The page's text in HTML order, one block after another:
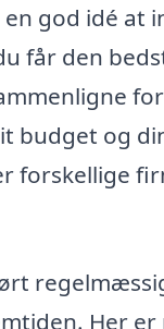
god idé at
får den
budget og
forskellige
Her er